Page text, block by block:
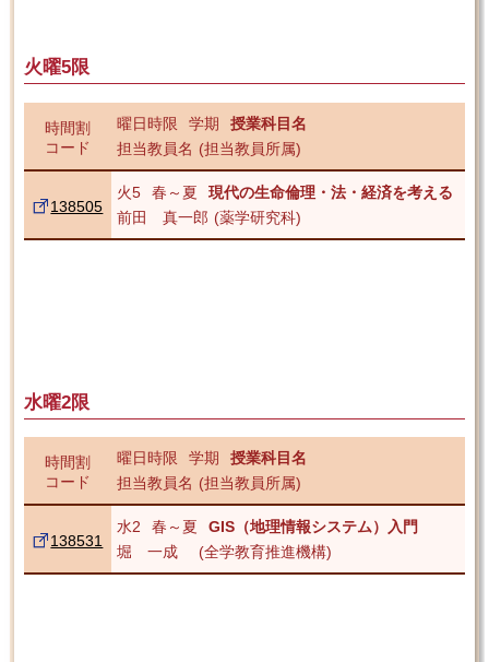
火曜5限
時間割
コード
曜日時限 学期
授業科目名
担当教員名
担当教員所属
138505
火5 春～夏
現代の生命倫理・法・経済を考える
前田 真一郎
薬学研究科
水曜2限
時間割
コード
曜日時限 学期
授業科目名
担当教員名
担当教員所属
138531
水2 春～夏
GIS（地理情報システム）入門
堀 一成
全学教育推進機構